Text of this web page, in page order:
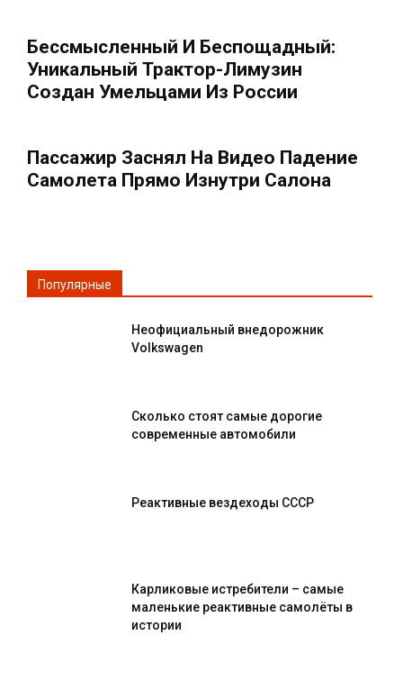
Бессмысленный И Беспощадный:
Уникальный Трактор-Лимузин
Создан Умельцами Из России
Пассажир Заснял На Видео Падение
Самолета Прямо Изнутри Салона
Популярные
Неофициальный внедорожник
Volkswagen
Сколько стоят самые дорогие
современные автомобили
Реактивные вездеходы СССР
Карликовые истребители – самые
маленькие реактивные самолёты в
истории